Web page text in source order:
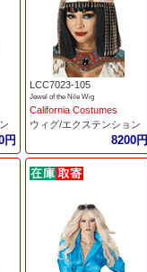
円
LCC7023-105
Jewel of the Nile Wig
California Costumes
ウィグ/エクステンション
8200円